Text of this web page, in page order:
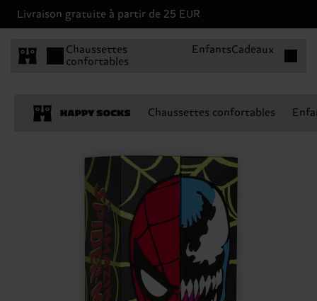
Livraison gratuite à partir de 25 EUR
Chaussettes
confortables
EnfantsCadeaux
Chaussettes confortables